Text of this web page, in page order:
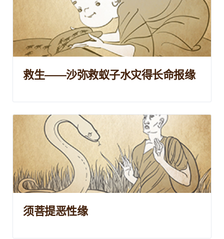
救生——沙弥救蚁子水灾得长命报缘
须菩提恶性缘